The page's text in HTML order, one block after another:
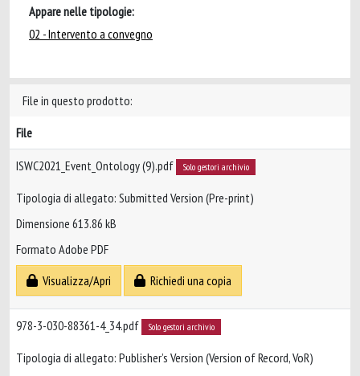
Appare nelle tipologie:
02 - Intervento a convegno
File in questo prodotto:
File
ISWC2021_Event_Ontology (9).pdf Solo gestori archivio
Tipologia di allegato: Submitted Version (Pre-print)
Dimensione 613.86 kB
Formato Adobe PDF
Visualizza/Apri
Richiedi una copia
978-3-030-88361-4_34.pdf Solo gestori archivio
Tipologia di allegato: Publisher’s Version (Version of Record, VoR)